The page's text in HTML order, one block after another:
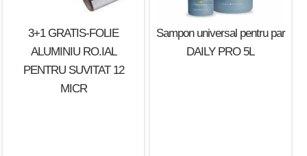
3+1 GRATIS-FOLIE
ALUMINIU RO.IAL
PENTRU SUVITAT 12
MICR
Sampon universal pentru par
DAILY PRO 5L